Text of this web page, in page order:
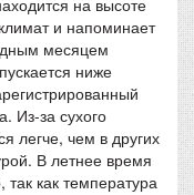
на высоте
и напоминает
месяцем
ниже
Из-за сухого
легче, чем в других
В летнее время
как температура